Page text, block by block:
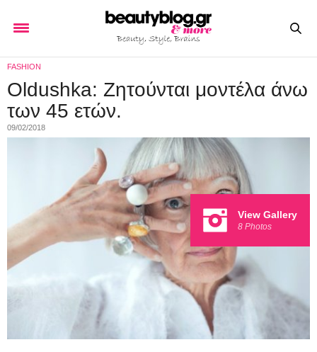
FASHION
Oldushka: Ζητούνται μοντέλα άνω
των 45 ετών.
09/02/2018
View Gallery
8 Photos